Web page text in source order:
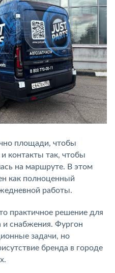
площади, чтобы
и контакты так, чтобы
на маршруте. В этом
как полноценный
работы.
практичное решение для
и снабжения. Фургон
задачи, но
бренда в городе